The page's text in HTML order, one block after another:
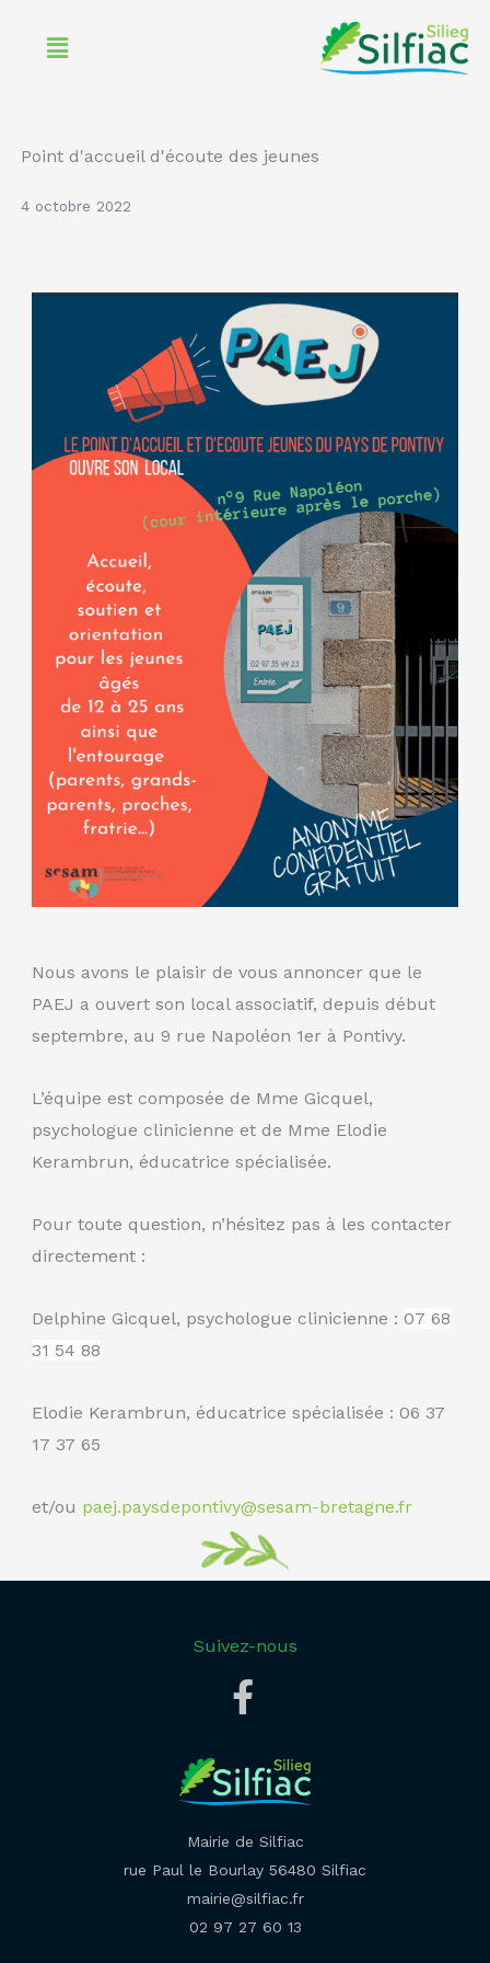
Menu
Point d'accueil d'écoute des jeunes
4 octobre 2022
Nous avons le plaisir de vous annoncer que le
PAEJ a ouvert son local associatif, depuis début
septembre, au 9 rue Napoléon 1er à Pontivy.
L’équipe est composée de Mme Gicquel,
psychologue clinicienne et de Mme Elodie
Kerambrun, éducatrice spécialisée.
Pour toute question, n’hésitez pas à les contacter
directement :
Delphine Gicquel, psychologue clinicienne : 07 68
31 54 88
Elodie Kerambrun, éducatrice spécialisée : 06 37
17 37 65
et/ou paej.paysdepontivy@sesam-bretagne.fr
Suivez-nous
Mairie de Silfiac
rue Paul le Bourlay 56480 Silfiac
mairie@silfiac.fr
02 97 27 60 13